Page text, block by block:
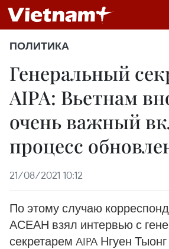
ПОЛИТИКА
Генеральный
AIPA: Вьетнам
очень важный
процесс
21/08/2021 10:12
По этому случаю
АСЕАН взял интервью с
секретарем AIPA Нгуен